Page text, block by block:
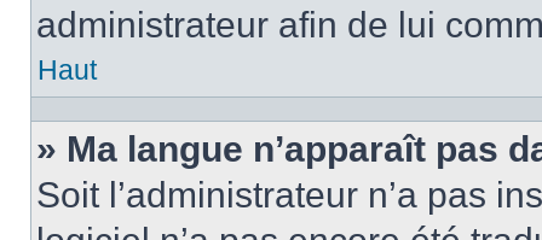
administrateur afin de lui
Haut
» Ma langue n’apparaît pas
Soit l’administrateur n’a pas